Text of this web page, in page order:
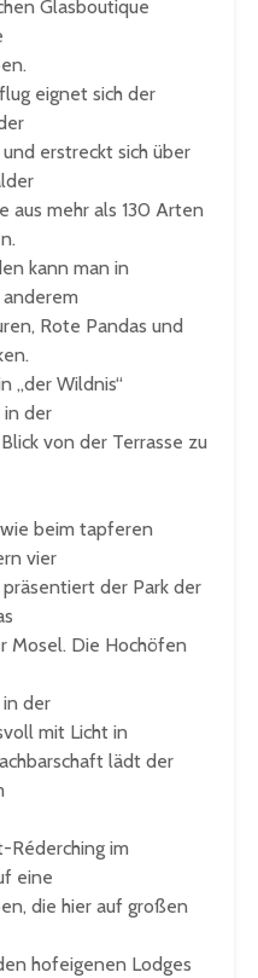
Glasboutique
eignet sich der
erstreckt sich über
aus mehr als 130 Arten
kann man in
Rote Pandas und
„der Wildnis“
in der
von der Terrasse zu
beim tapferen
vier
der Park der
Mosel. Die Hochöfen
der
mit Licht in
lädt der
Réderching im
eine
die hier auf großen
hofeigenen Lodges